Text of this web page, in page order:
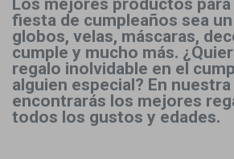
Los mejores productos
fiesta de cumpleaños sea
globos, velas, máscaras,
cumple y mucho más.
regalo inolvidable en el
alguien especial? En
encontrarás los mejores
todos los gustos y edades.